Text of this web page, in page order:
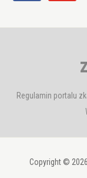
Regulamin portalu
Copyright ©